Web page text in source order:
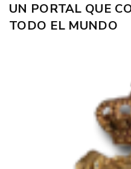
UN PORTAL QUE
TODO EL MUNDO